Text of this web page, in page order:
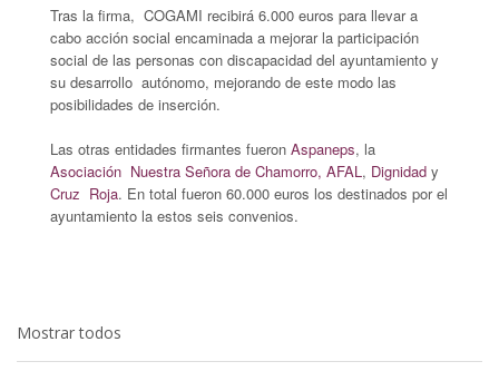
Tras la firma, COGAMI recibirá 6.000 euros para llevar a
cabo acción social encaminada a mejorar la participación
social de las personas con discapacidad del ayuntamiento y
su desarrollo autónomo, mejorando de este modo las
posibilidades de inserción.
Las otras entidades firmantes fueron Aspaneps, la
Asociación Nuestra Señora de Chamorro, AFAL , Dignidad y
Cruz Roja. En total fueron 60.000 euros los destinados por el
ayuntamiento la estos seis convenios.
Mostrar todos